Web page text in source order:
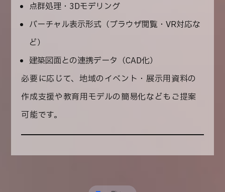
点群処理・3Dモデリング
バーチャル表示形式（ブラウザ閲覧・VR対応な
ど）
建築図面との連携データ（CAD化）
必要に応じて、 地域のイベント・展示用資料の
作成支援や教育用モデルの簡易化などもご提案
可能です。